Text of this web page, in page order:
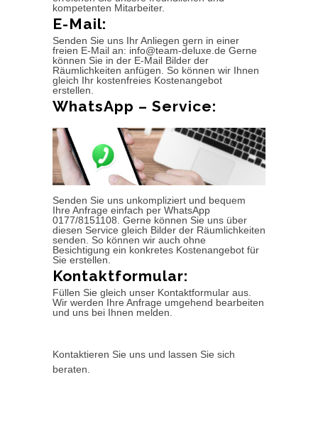
kompetenten Mitarbeiter.
E-Mail:
Senden Sie uns Ihr Anliegen gern in einer
freien E-Mail an: info@team-deluxe.de Gerne
können Sie in der E-Mail Bilder der
Räumlichkeiten anfügen. So können wir Ihnen
gleich Ihr kostenfreies Kostenangebot
erstellen.
WhatsApp – Service:
Senden Sie uns unkompliziert und bequem
Ihre Anfrage einfach per WhatsApp
0177/8151108. Gerne können Sie uns über
diesen Service gleich Bilder der Räumlichkeiten
senden. So können wir auch ohne
Besichtigung ein konkretes Kostenangebot für
Sie erstellen.
Kontaktformular:
Füllen Sie gleich unser Kontaktformular aus.
Wir werden Ihre Anfrage umgehend bearbeiten
und uns bei Ihnen melden.
Kontaktieren Sie uns und lassen Sie sich
beraten.